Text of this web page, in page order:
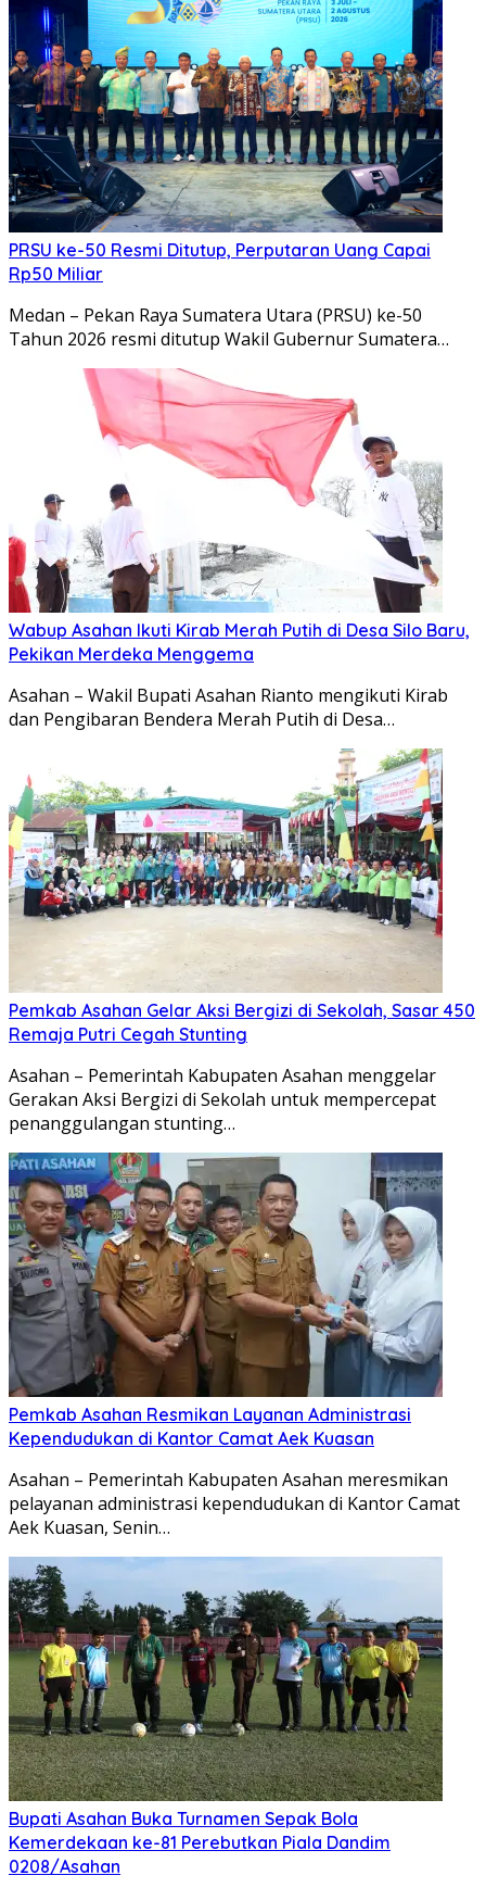
PRSU ke-50 Resmi Ditutup, Perputaran Uang Capai
Rp50 Miliar
Medan – Pekan Raya Sumatera Utara (PRSU) ke-50
Tahun 2026 resmi ditutup Wakil Gubernur Sumatera…
Wabup Asahan Ikuti Kirab Merah Putih di Desa Silo Baru,
Pekikan Merdeka Menggema
Asahan – Wakil Bupati Asahan Rianto mengikuti Kirab
dan Pengibaran Bendera Merah Putih di Desa…
Pemkab Asahan Gelar Aksi Bergizi di Sekolah, Sasar 450
Remaja Putri Cegah Stunting
Asahan – Pemerintah Kabupaten Asahan menggelar
Gerakan Aksi Bergizi di Sekolah untuk mempercepat
penanggulangan stunting…
Pemkab Asahan Resmikan Layanan Administrasi
Kependudukan di Kantor Camat Aek Kuasan
Asahan – Pemerintah Kabupaten Asahan meresmikan
pelayanan administrasi kependudukan di Kantor Camat
Aek Kuasan, Senin…
Bupati Asahan Buka Turnamen Sepak Bola
Kemerdekaan ke-81 Perebutkan Piala Dandim
0208/Asahan